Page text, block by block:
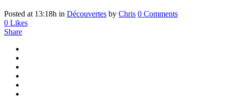
Posted at 13:18h in Découvertes by Chris 0 Comments
0 Likes
Share